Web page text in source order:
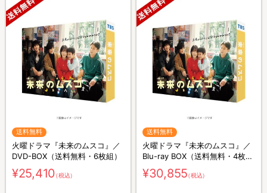
送料無料
火曜ドラマ『未来のムスコ』／
DVD-BOX（送料無料・6枚組）
¥25,410（税込）
送料無料
火曜ドラマ『未来のムスコ』／
Blu-ray BOX（送料無料・4枚
組）
¥30,855（税込）